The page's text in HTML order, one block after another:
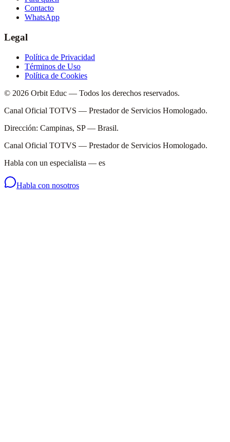
Contacto
WhatsApp
Legal
Política de Privacidad
Términos de Uso
Política de Cookies
© 2026 Orbit Educ — Todos los derechos reservados.
Canal Oficial TOTVS — Prestador de Servicios Homologado.
Dirección: Campinas, SP — Brasil.
Canal Oficial TOTVS — Prestador de Servicios Homologado.
Habla con un especialista — es
Habla con nosotros